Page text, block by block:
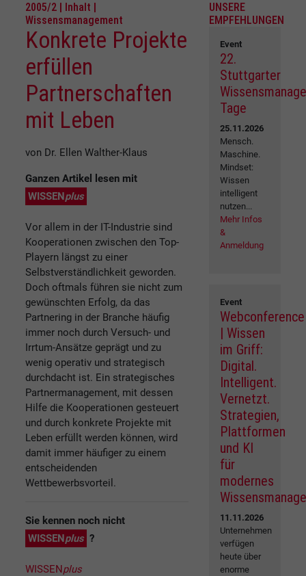
2005/2 | Inhalt |
Wissensmanagement
Konkrete Projekte
erfüllen
Partnerschaften
mit Leben
von Dr. Ellen Walther-Klaus
Ganzen Artikel lesen mit
WISSENplus
Vor allem in der IT-Industrie sind
Kooperationen zwischen den Top-
Playern längst zu einer
Selbstverständlichkeit geworden.
Doch oftmals führen sie nicht zum
gewünschten Erfolg, da das
Partnering in der Branche häufig
immer noch durch Versuch- und
Irrtum-Ansätze geprägt und zu
wenig operativ und strategisch
durchdacht ist. Ein strategisches
Partnermanagement, mit dessen
Hilfe die Kooperationen gesteuert
und durch konkrete Projekte mit
Leben erfüllt werden können, wird
damit immer häufiger zu einem
entscheidenden
Wettbewerbsvorteil.
Sie kennen noch nicht
WISSENplus ?
WISSENplus
UNSERE
EMPFEHLUNGEN
Event
22.
Stuttgarter
Tage
25.11.2026
Mensch.
Maschine.
Mindset:
Wissen
intelligent
nutzen...
Mehr Infos
&
Anmeldung
Event
Webconference
| Wissen
im Griff:
Digital.
Intelligent.
Vernetzt.
Strategien,
Plattformen
und KI
für
modernes
11.11.2026
Unternehmen
verfügen
heute über
enorme